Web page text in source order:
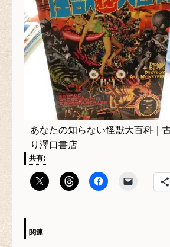
あなたの知らない怪獣大百科｜
り澤口書店
共有:
関連